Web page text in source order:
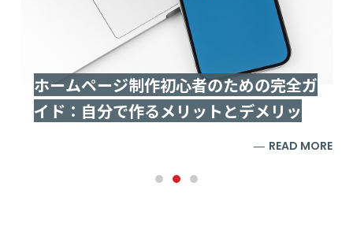
ホームページ制作初心者のための完全ガ
イド：自分で作るメリットとデメリッ
READ MORE
1 2 3